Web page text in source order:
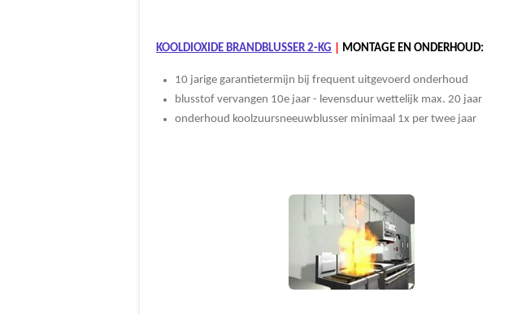
KOOLDIOXIDE BRANDBLUSSER 2-KG MONTAGE EN ONDERHOUD:
10 jarige garantietermijn bij frequent uitgevoerd onderhoud
blusstof vervangen 10e jaar - levensduur wettelijk max. 20 jaar
onderhoud koolzuursneeuwblusser minimaal 1x per twee jaar